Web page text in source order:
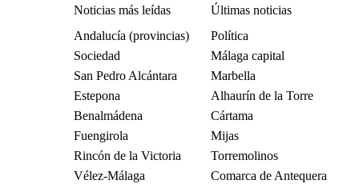
Noticias más leídas
Últimas noticias
Andalucía (provincias)
Política
Sociedad
Málaga capital
San Pedro Alcántara
Marbella
Estepona
Alhaurín de la Torre
Benalmádena
Cártama
Fuengirola
Mijas
Rincón de la Victoria
Torremolinos
Vélez-Málaga
Comarca de Antequera